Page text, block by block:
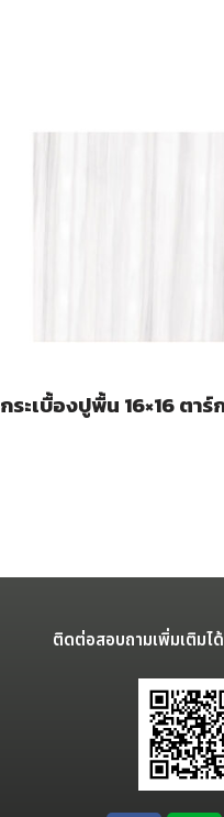
กระเบื้องปูพื้น 16×16 ตาร์
ติดต่อสอบถามเพิ่มเติม